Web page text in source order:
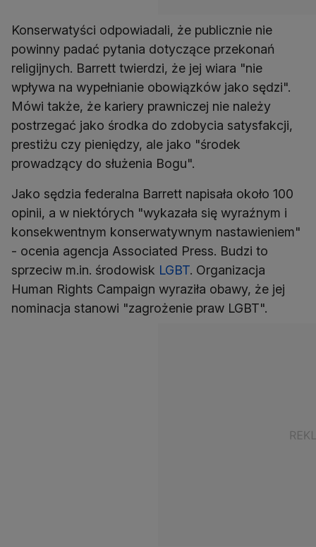
Konserwatyści odpowiadali, że publicznie nie
powinny padać pytania dotyczące przekonań
religijnych. Barrett twierdzi, że jej wiara "nie
wpływa na wypełnianie obowiązków jako sędzi".
Mówi także, że kariery prawniczej nie należy
postrzegać jako środka do zdobycia satysfakcji,
prestiżu czy pieniędzy, ale jako "środek
prowadzący do służenia Bogu".
Jako sędzia federalna Barrett napisała około 100
opinii, a w niektórych "wykazała się wyraźnym i
konsekwentnym konserwatywnym nastawieniem"
- ocenia agencja Associated Press. Budzi to
sprzeciw m.in. środowisk LGBT. Organizacja
Human Rights Campaign wyraziła obawy, że jej
nominacja stanowi "zagrożenie praw LGBT".